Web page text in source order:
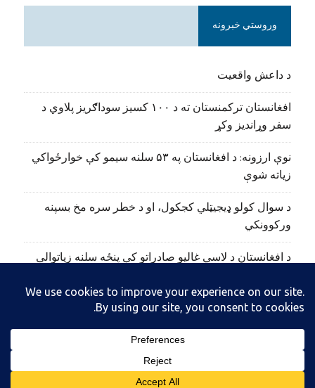
وروستي خبرونه
د داعش واقعیت
افغانستان ترکمنستان ته د ۱۰۰ کسیز سوداګریز پلاوي د
سفر وړاندیز وکړ
نوې ارزونه: د افغانستان په ۵۳ سلنه سیمو کې خوارځواکي
زیاته شوې
د سوال کولو ډیجیټلي کجکول، او د خطر سره مخ بسپنه
ورکوونکي
د افغانستان د لاسي غالیو صادراتو کې پنځه سلنه زیاتوالی